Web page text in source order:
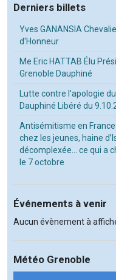
Derniers billets
Yves GANANSIA
d'Honneur
Me Eric HATTAB Élu
Grenoble Dauphiné
Lutte contre l'apologie
Dauphiné Libéré du
Antisémitisme en
chez les jeunes, haine
décomplexée… ce qui a
le 7 octobre
Événements à venir
Aucun évènement à
Météo Grenoble